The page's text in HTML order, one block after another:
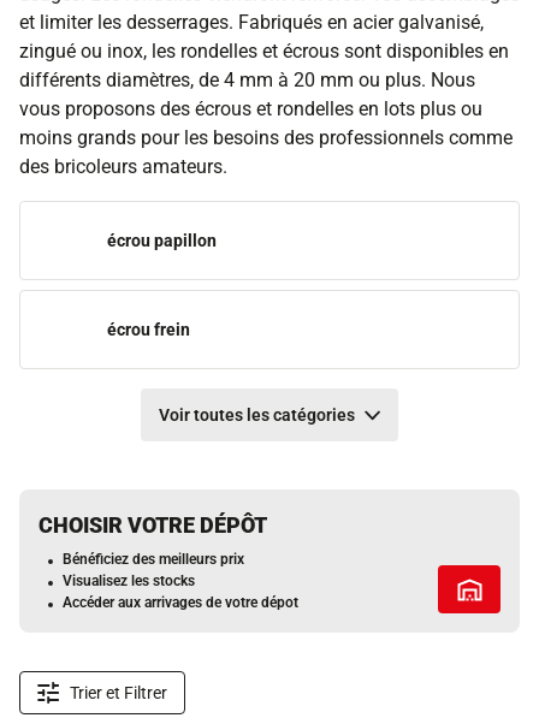
et limiter les desserrages. Fabriqués en acier galvanisé,
zingué ou inox, les rondelles et écrous sont disponibles en
différents diamètres, de 4 mm à 20 mm ou plus. Nous
vous proposons des écrous et rondelles en lots plus ou
moins grands pour les besoins des professionnels comme
des bricoleurs amateurs.
écrou papillon
écrou frein
Voir toutes les catégories
CHOISIR VOTRE DÉPÔT
Bénéficiez des meilleurs prix
Visualisez les stocks
Accéder aux arrivages de votre dépot
Tous les
Trier et Filtrer